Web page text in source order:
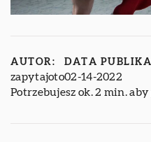
AUTOR:
zapytajoto
DATA
02-14-2022
Potrzebujesz ok. 2 min.